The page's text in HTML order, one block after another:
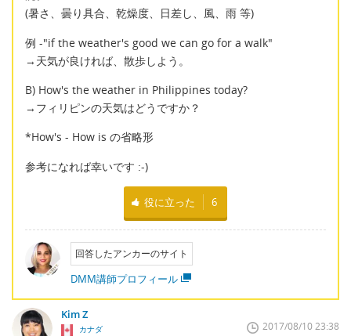
(暑さ、曇り具合、乾燥度、日差し、風、雨 等)
例 -"if the weather's good we can go for a walk"
→天気が良ければ、散歩しよう。
B) How's the weather in Philippines today?
→フィリピンの天気はどうですか？
*How's - How is の省略形
参考になれば幸いです :-)
役に立った 6
回答したアンカーのサイト
DMM講師プロフィール
Kim Z
カナダ 2017/08/10 23:38